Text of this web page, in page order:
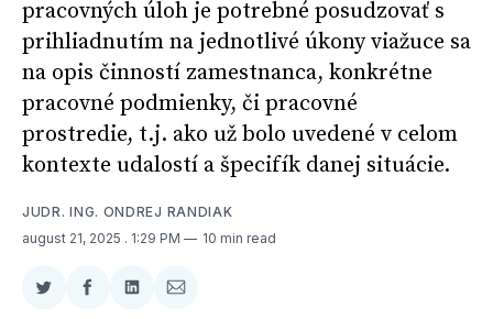
pracovných úloh je potrebné posudzovať s
prihliadnutím na jednotlivé úkony viažuce sa
na opis činností zamestnanca, konkrétne
pracovné podmienky, či pracovné
prostredie, t.j. ako už bolo uvedené v celom
kontexte udalostí a špecifík danej situácie.
JUDR. ING. ONDREJ RANDIAK
august 21, 2025 . 1:29 PM 10 min read
ZdieľaťZdieľaťZdieľaťZdieľať